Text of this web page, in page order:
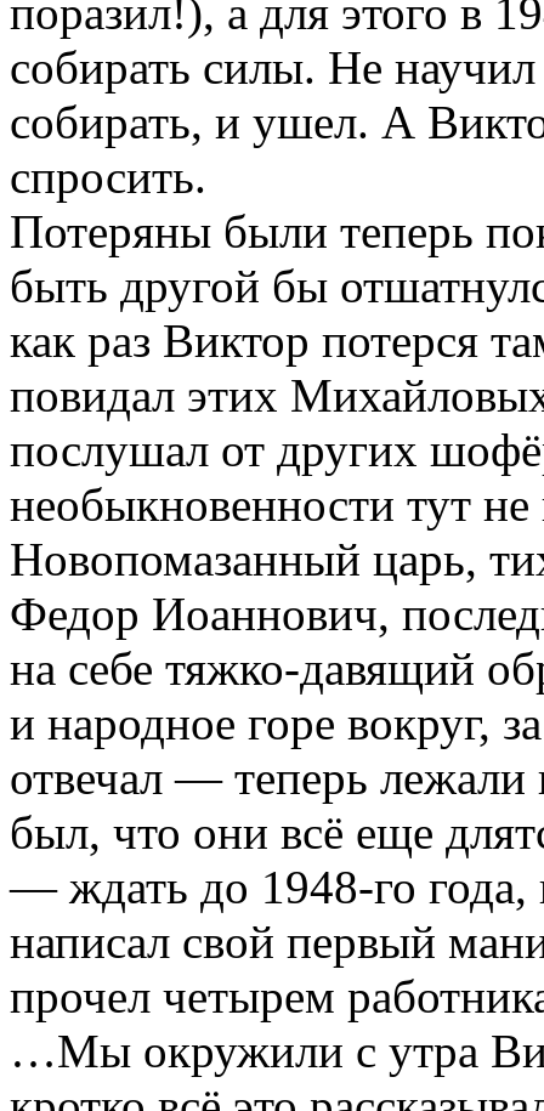
поразил!), а для этого в
собирать силы. Не
собирать, и ушел. А
спросить.
Потеряны были теперь
быть другой бы
как раз Виктор потерся
повидал этих
послушал от других
необыкновенности тут
Новопомазанный царь,
Федор Иоаннович,
на себе тяжко-давящий
и народное горе вокруг,
отвечал — теперь лежали
был, что они всё еще
— ждать до 1948-го года,
написал свой первый
прочел четырем
…Мы окружили с утра